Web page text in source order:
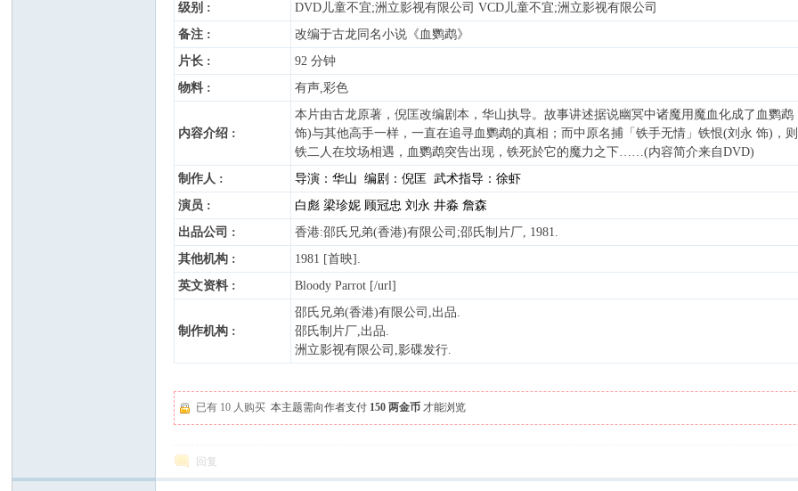
级别 :
DVD儿童不宜;洲立影视有限公司 VCD儿童不宜;洲立影视有限公司
备注 :
改编于古龙同名小说《血鹦鹉》
片长 :
92 分钟
物料 :
有声,彩色
内容介绍 :
本片由古龙原著，倪匡改编剧本，华山执导。故事讲述据说幽冥中诸魔用魔血化成了血鹦
饰)与其他高手一样，一直在追寻血鹦鹉的真相；而中原名捕「铁手无情」铁恨(刘永 饰)，
铁二人在坟场相遇，血鹦鹉突告出现，铁死於它的魔力之下……(内容简介来自DVD)
制作人 :
导演：华山 编剧：倪匡 武术指导：徐虾
演员 :
白彪 梁珍妮 顾冠忠 刘永 井淼 詹森
出品公司 :
香港:邵氏兄弟(香港)有限公司;邵氏制片厂, 1981.
其他机构 :
1981 [首映].
英文资料 :
Bloody Parrot [/url]
制作机构 :
邵氏兄弟(香港)有限公司,出品.
邵氏制片厂,出品.
洲立影视有限公司,影碟发行.
已有 10 人购买本主题需向作者支付 150 两金币 才能浏览
回复